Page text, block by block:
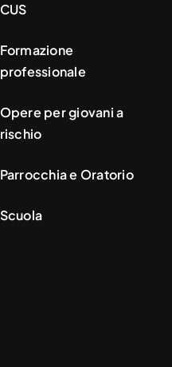
CUS
Formazione
professionale
Opere per giovani a
rischio
Parrocchia e Oratorio
Scuola